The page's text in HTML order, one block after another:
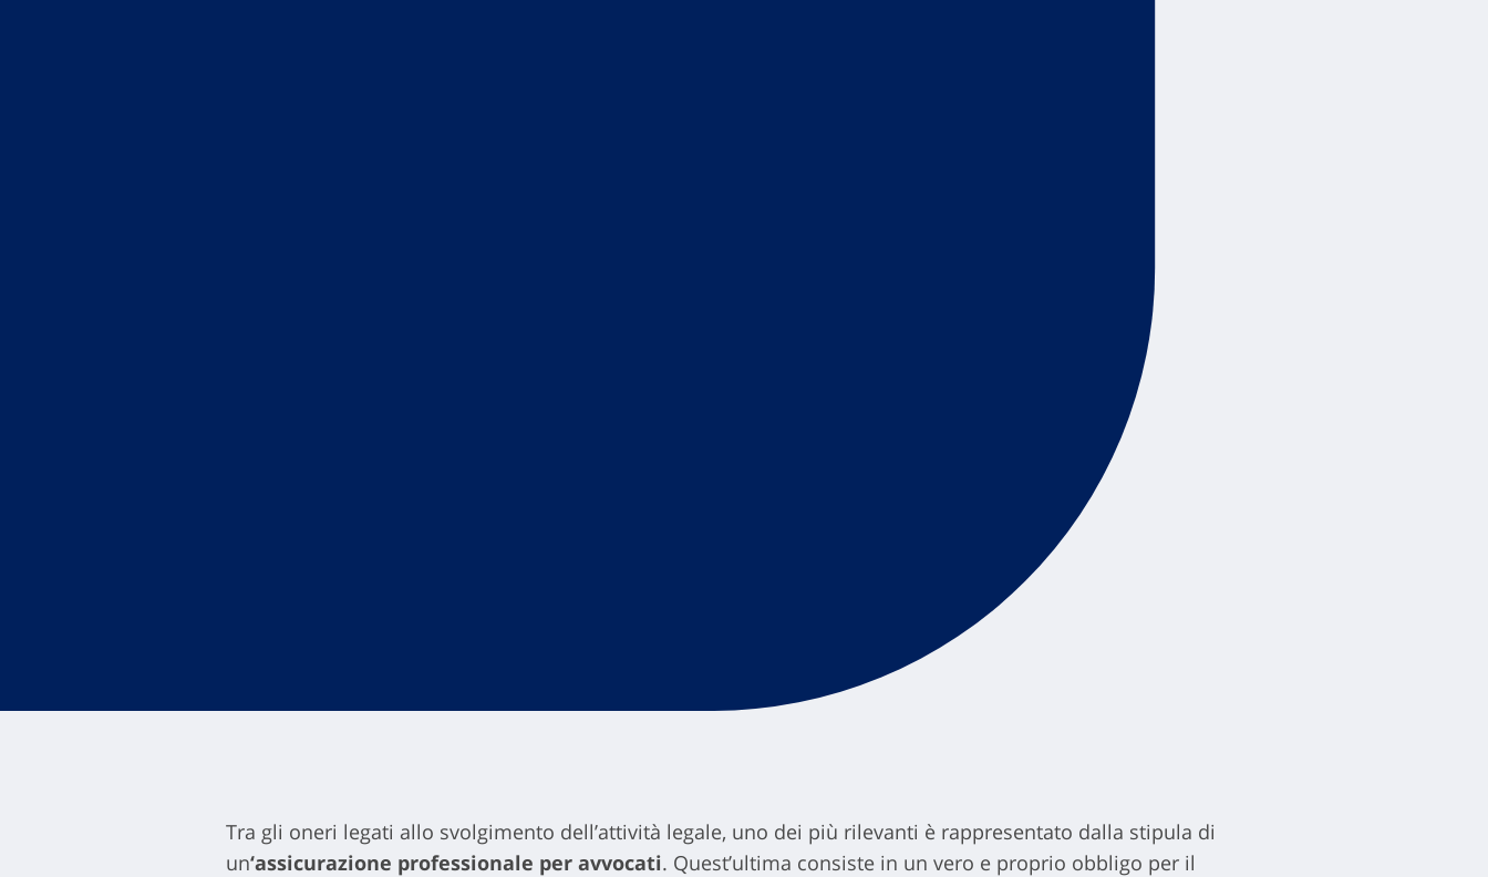
Tra gli oneri legati allo svolgimento dell’attività legale, uno dei più rilevanti è rappresentato dalla stipula di
un‘assicurazione professionale per avvocati. Quest’ultima consiste in un vero e proprio obbligo per il